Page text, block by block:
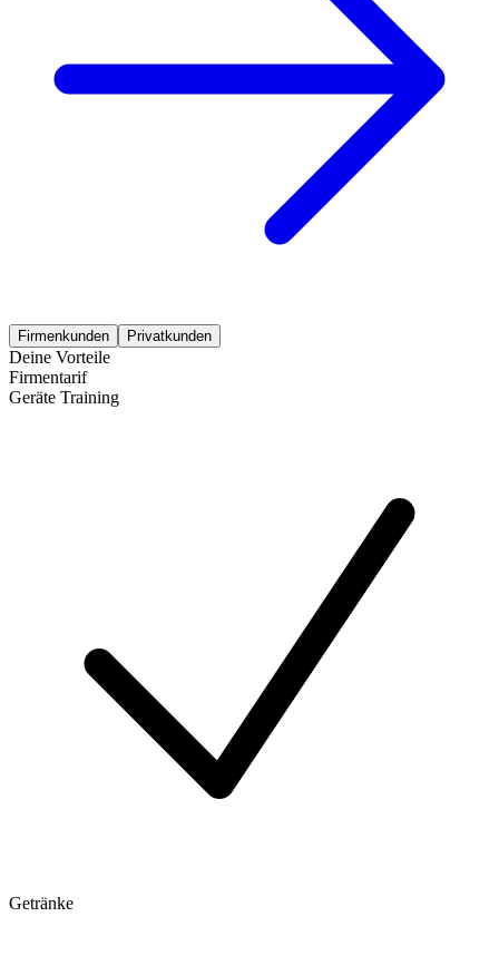
Firmenkunden Privatkunden
Deine Vorteile
Firmentarif
Geräte Training
Getränke